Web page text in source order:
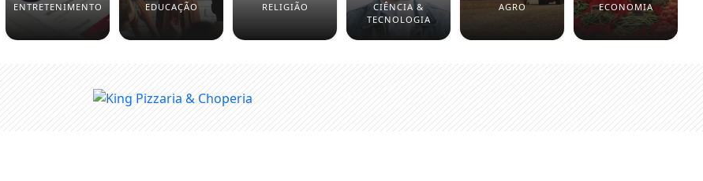
ENTRETENIMENTO EDUCAÇÃO RELIGIÃO
CIÊNCIA &
TECNOLOGIA
AGRO ECONOMIA